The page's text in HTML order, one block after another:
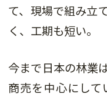
て、現場で組み立
く、工期も短い。
今まで日本の林業
商売を中心にし